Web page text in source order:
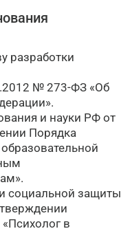
разработки
№ 273-ФЗ «Об
и науки РФ от
Порядка
социальной защиты
в